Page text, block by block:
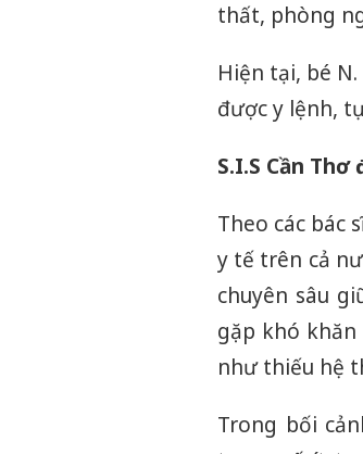
thất, phòng
Hiện tại, bé
được y lệnh,
S.I.S Cần
Theo các bác
y tế trên cả
chuyên sâu
gặp khó
như thiếu hệ
Trong bối